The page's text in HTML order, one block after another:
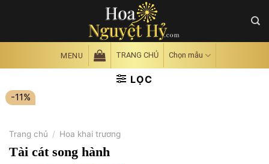
MENU TRANG CHỦ Chọn mẫu
LỌC
-11%
Trang chủ / Hoa khai trương
Tài cát song hành